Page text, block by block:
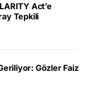
Act’e
Tepkili
Gözler Faiz